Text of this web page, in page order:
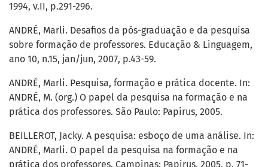
1994, v.II, p.291-296.
ANDRÉ, Marli. Desafios da pós-graduação e da pesquisa
sobre formação de professores. Educação & Linguagem,
ano 10, n.15, jan/jun, 2007, p.43-59.
ANDRÉ, Marli. Pesquisa, formação e prática docente. In:
ANDRÉ, M. (org.) O papel da pesquisa na formação e na
prática dos professores. São Paulo: Papirus, 2005.
BEILLEROT, Jacky. A pesquisa: esboço de uma análise. In:
ANDRÉ, Marli. O papel da pesquisa na formação e na
prática dos professores. Campinas: Papirus, 2005, p. 71-